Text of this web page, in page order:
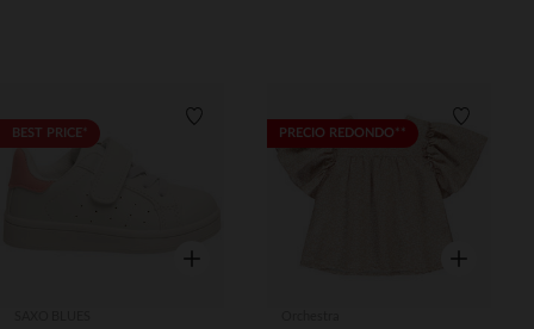
BEST PRICE* Lista de requisitos
Vista rápida
PRECIO REDONDO**
Vista rápida